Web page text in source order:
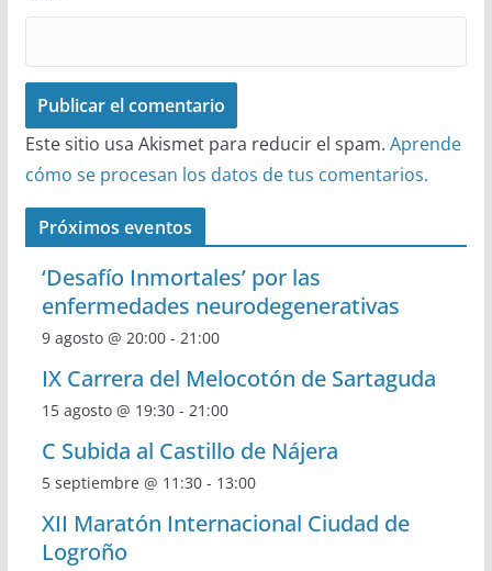
Este sitio usa Akismet para reducir el spam. Aprende
cómo se procesan los datos de tus comentarios.
Próximos eventos
‘Desafío Inmortales’ por las
enfermedades neurodegenerativas
9 agosto @ 20:00- 21:00
IX Carrera del Melocotón de Sartaguda
15 agosto @ 19:30- 21:00
C Subida al Castillo de Nájera
5 septiembre @ 11:30- 13:00
XII Maratón Internacional Ciudad de
Logroño